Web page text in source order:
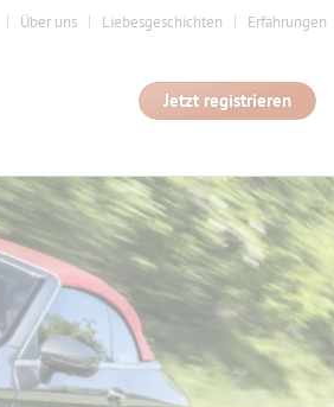
Über uns Liebesgeschichten Erfahrungen
Jetzt registrieren